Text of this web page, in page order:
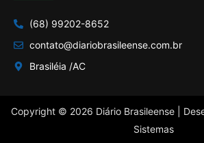
(68) 99202-8652
contato@diariobrasileense.com.br
Brasiléia /AC
Copyright © 2026 Diário Brasileense |
Sistemas